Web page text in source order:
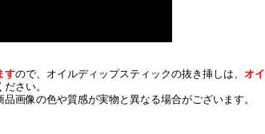
すので、オイルディップスティックの抜き挿しは、 オイ
さい。
画像の色や質感が実物と異なる場合がございます。